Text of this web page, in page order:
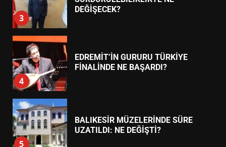
3
DEĞİŞECEK?
4
EDREMİT’İN GURURU TÜRKİYE
FİNALİNDE NE BAŞARDI?
5
BALIKESİR MÜZELERİNDE SÜRE
UZATILDI: NE DEĞİŞTİ?